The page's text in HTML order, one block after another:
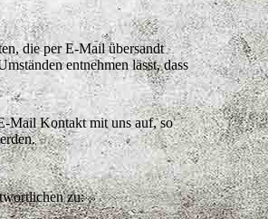
die per E-Mail übersandt
entnehmen lässt, dass
Mail Kontakt mit uns auf, so
zu: